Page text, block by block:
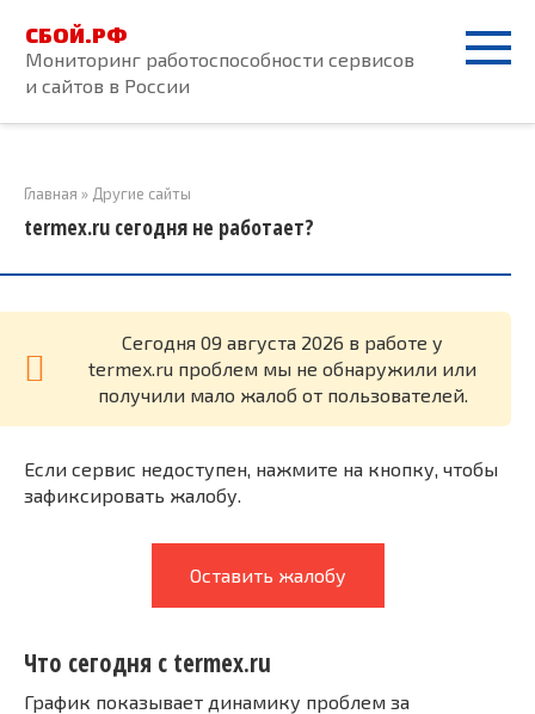
контенту
СБОЙ.РФ
Мониторинг работоспособности сервисов
и сайтов в России
Главная » Другие сайты
termex.ru сегодня не работает?
Cегодня 09 августа 2026 в работе у
termex.ru проблем мы не обнаружили или
получили мало жалоб от пользователей.
Если сервис недоступен, нажмите на кнопку, чтобы
зафиксировать жалобу.
Оставить жалобу
Что сегодня с termex.ru
График показывает динамику проблем за